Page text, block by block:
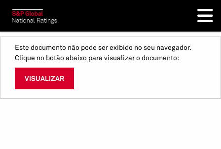
Este documento não pode ser exibido no seu navegador.
Clique no botão abaixo para visualizar o documento:
VISUALIZAR